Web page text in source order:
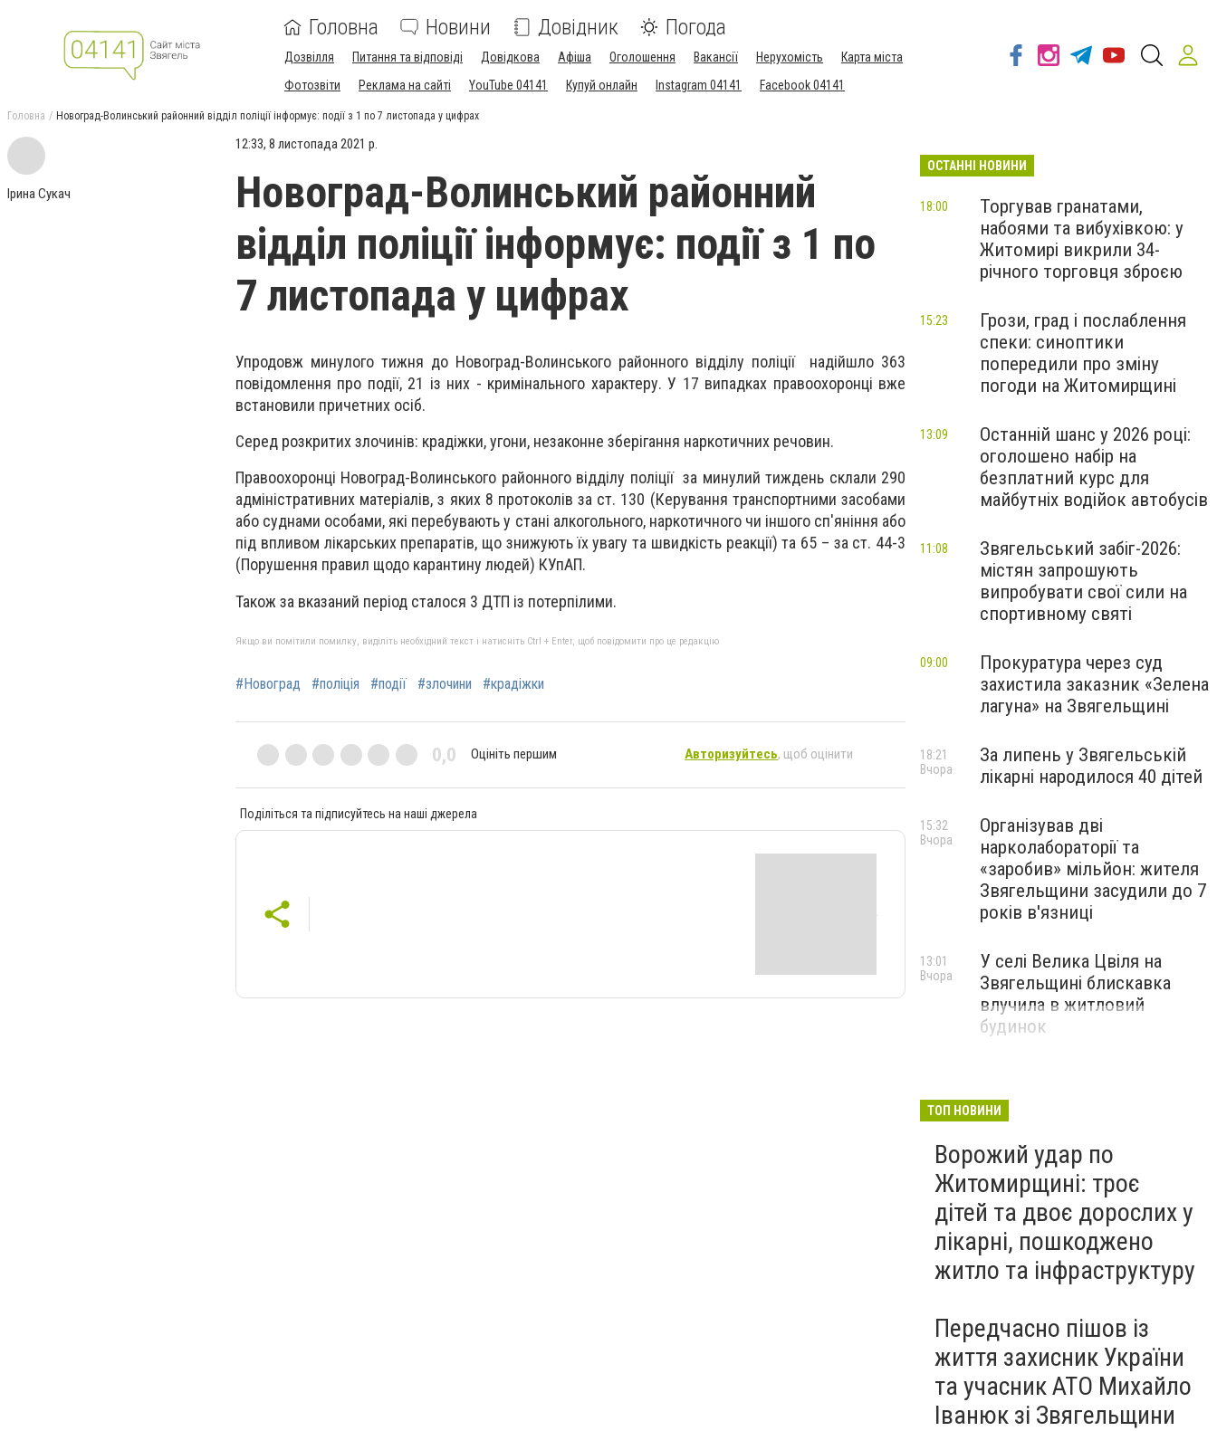
Головна Новини Довідник Погода
Дозвілля Питання та відповіді Довідкова Афіша Оголошення Вакансії Нерухомість
Карта міста
Фотозвіти
Реклама на сайті YouTube 04141 Купуй онлайн Instagram 04141 Facebook 04141
Головна Новоград-Волинський районний відділ поліції інформує: події з 1 по 7 листопада у цифрах
Ірина Сукач
12:33, 8 листопада 2021 р.
Новоград-Волинський районний
відділ поліції інформує: події з 1 по
7 листопада у цифрах
Упродовж минулого тижня до Новоград-Волинського районного відділу поліції надійшло 363
повідомлення про події, 21 із них - кримінального характеру. У 17 випадках правоохоронці вже
встановили причетних осіб.
Серед розкритих злочинів: крадіжки, угони, незаконне зберігання наркотичних речовин.
Правоохоронці Новоград-Волинського районного відділу поліції за минулий тиждень склали 290
адміністративних матеріалів, з яких 8 протоколів за ст. 130 (Керування транспортними засобами
або суднами особами, які перебувають у стані алкогольного, наркотичного чи іншого сп'яніння або
під впливом лікарських препаратів, що знижують їх увагу та швидкість реакції) та 65 – за ст. 44-3
(Порушення правил щодо карантину людей) КУпАП.
Також за вказаний період сталося 3 ДТП із потерпілими.
Якщо ви помітили помилку, виділіть необхідний текст і натисніть Ctrl + Enter, щоб повідомити про це редакцію
#Новоград #поліція #події #злочини #крадіжки
0,0 Оцініть першим Авторизуйтесь, щоб оцінити
Поділіться та підписуйтесь на наші джерела
ОСТАННІ НОВИНИ
Торгував гранатами,
набоями та вибухівкою: у
Житомирі викрили 34-
річного торговця зброєю
18:00
Грози, град і послаблення
спеки: синоптики
попередили про зміну
погоди на Житомирщині
15:23
Останній шанс у 2026 році:
оголошено набір на
безплатний курс для
майбутніх водійок автобусів
13:09
Звягельський забіг-2026:
містян запрошують
випробувати свої сили на
спортивному святі
11:08
Прокуратура через суд
захистила заказник «Зелена
лагуна» на Звягельщині
09:00
За липень у Звягельській
лікарні народилося 40 дітей
18:21
Вчора
Організував дві
нарколабораторії та
«заробив» мільйон: жителя
Звягельщини засудили до 7
років в'язниці
15:32
Вчора
У селі Велика Цвіля на
Звягельщині блискавка
влучила в житловий
будинок
13:01
Вчора
ТОП НОВИНИ
Ворожий удар по
Житомирщині: троє
дітей та двоє дорослих у
лікарні, пошкоджено
житло та інфраструктуру
Передчасно пішов із
життя захисник України
та учасник АТО Михайло
Іванюк зі Звягельщини